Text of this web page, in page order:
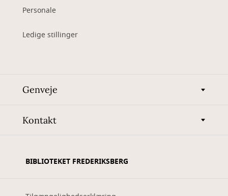
Personale
Ledige stillinger
Genveje
Kontakt
BIBLIOTEKET FREDERIKSBERG